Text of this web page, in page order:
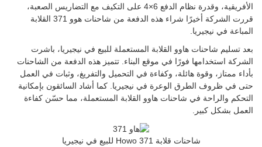
الأفريقية، وقدرة نظام الدفع 6×4 على التكيف مع التضاريس الصعبة،
قررت الشركة أخيرًا شراء هذه الدفعة من شاحنات هوو 371 القلابة
المباعة في نيجيريا.
بعد تسليم شاحنات هاوو القلابة المستعملة للبيع في نيجيريا، باشرت
الشركة استخدامها فورًا في موقع البناء. تتميز هذه الدفعة من الشاحنات
بأداء ممتاز، وقوة هائلة، وكفاءة في التحميل والتفريغ، وثبات في العمل
حتى في ظروف الطرق الوعرة في نيجيريا. كما أشاد السائقون بإمكانية
التحكم والراحة في شاحنات هاوو القلابة المستعملة، مما حسّن كفاءة
العمل بشكل كبير.
شاحنات قلابة Howo 371 للبيع في نيجيريا